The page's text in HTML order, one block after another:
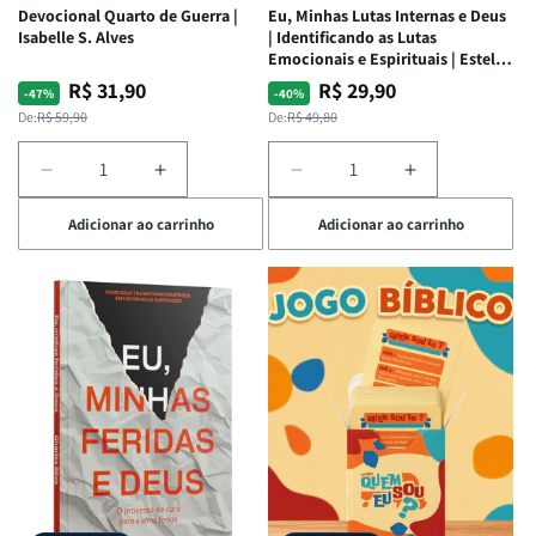
Devocional Quarto de Guerra |
Isabelle S. Alves
-47%
Preço
normal
De:R$ 59,90
Preço
promocional
R$ 31,90
Diminuir
a
quantidade
de
Devocional
Quarto
de
Guerra
Isabelle
S.
Alves
Aumentar
a
quantidade
de
Devocional
Quarto
Guerra
Isabelle
S.
Alves
Adicionar ao carrinho
Eu, Minhas Lutas Internas e Deus
| Identificando as Lutas
Emocionais e Espirituais | Estela
Costa
-40%
Preço
normal
De:R$ 49,80
Preço
promocional
R$ 29,90
Diminuir
a
quantidade
de
Eu,
Minhas
Lutas
Internas
e
Deus
|
Identificando
Lutas
Aumentar
a
quantidade
de
Eu,
Minhas
Lutas
Internas
e
Deus
|
Identificando
as
Lutas
Adicionar ao carrinho